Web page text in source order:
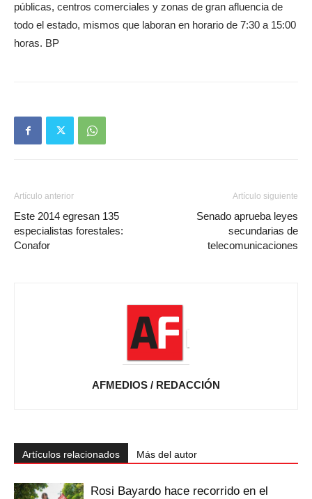
públicas, centros comerciales y zonas de gran afluencia de
todo el estado, mismos que laboran en horario de 7:30 a 15:00
horas. BP
Artículo anterior
Este 2014 egresan 135
especialistas forestales:
Conafor
Artículo siguiente
Senado aprueba leyes
secundarias de
telecomunicaciones
AFMEDIOS / REDACCIÓN
Artículos relacionados Más del autor
Rosi Bayardo hace recorrido en el